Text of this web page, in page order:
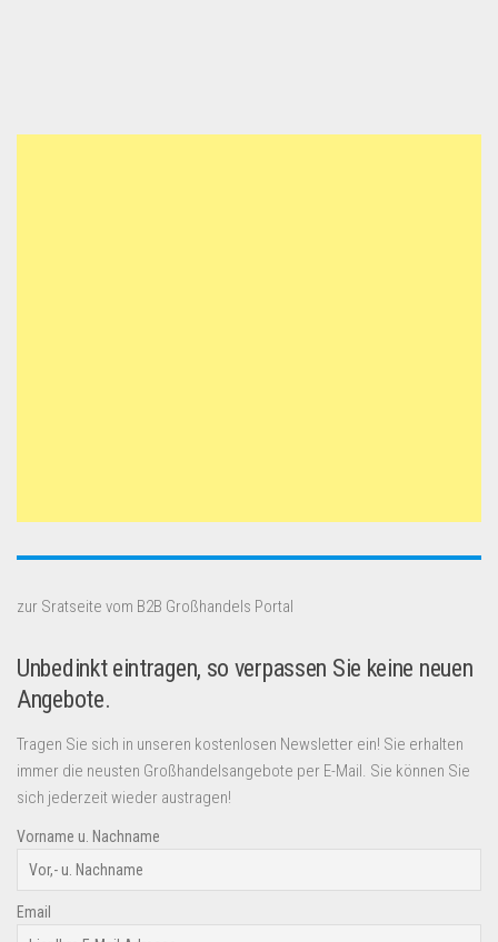
zur Sratseite vom B2B Großhandels Portal
Unbedinkt eintragen, so verpassen Sie keine neuen
Angebote.
Tragen Sie sich in unseren kostenlosen Newsletter ein! Sie erhalten
immer die neusten Großhandelsangebote per E-Mail. Sie können Sie
sich jederzeit wieder austragen!
Vorname u. Nachname
Email